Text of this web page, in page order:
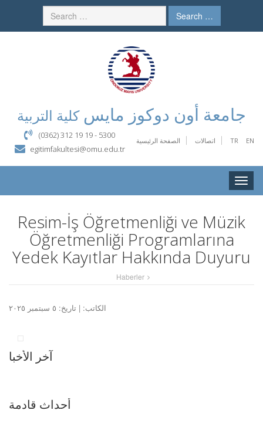
Search …
جامعة أون دوكوز مايسكلية التربية
الصفحة الرئيسية اتصالات TR EN
(0362) 312 19 19 - 5300
egitimfakultesi@omu.edu.tr
Toggle
Resim-İş Öğretmenliği ve Müzik
Öğretmenliği Programlarına
Yedek Kayıtlar Hakkında Duyuru
Haberler
الكاتب: | تاريخ: ٥ سبتمبر ٢٠٢٥
آخر الأخبا
أحداث قادمة